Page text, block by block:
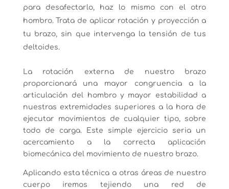
para desafectarlo, haz lo mismo con el otro
hombro. Trata de aplicar rotación y proyección a
tu brazo, sin que intervenga la tensión de tus
deltoides.
La rotación externa de nuestro brazo
proporcionará una mayor congruencia a la
articulación del hombro y mayor estabilidad a
nuestras extremidades superiores a la hora de
ejecutar movimientos de cualquier tipo, sobre
todo de carga. Este simple ejercicio seria un
acercamiento a la correcta aplicación
biomecánica del movimiento de nuestro brazo.
Aplicando esta técnica a otras áreas de nuestro
cuerpo iremos tejiendo una red de